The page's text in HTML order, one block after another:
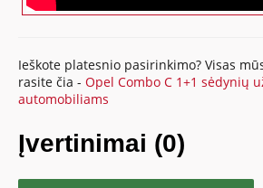
Ieškote platesnio pasirinkimo? Visas
rasite čia -Opel Combo C 1+1 sėdynių
automobiliams
Įvertinimai (0)